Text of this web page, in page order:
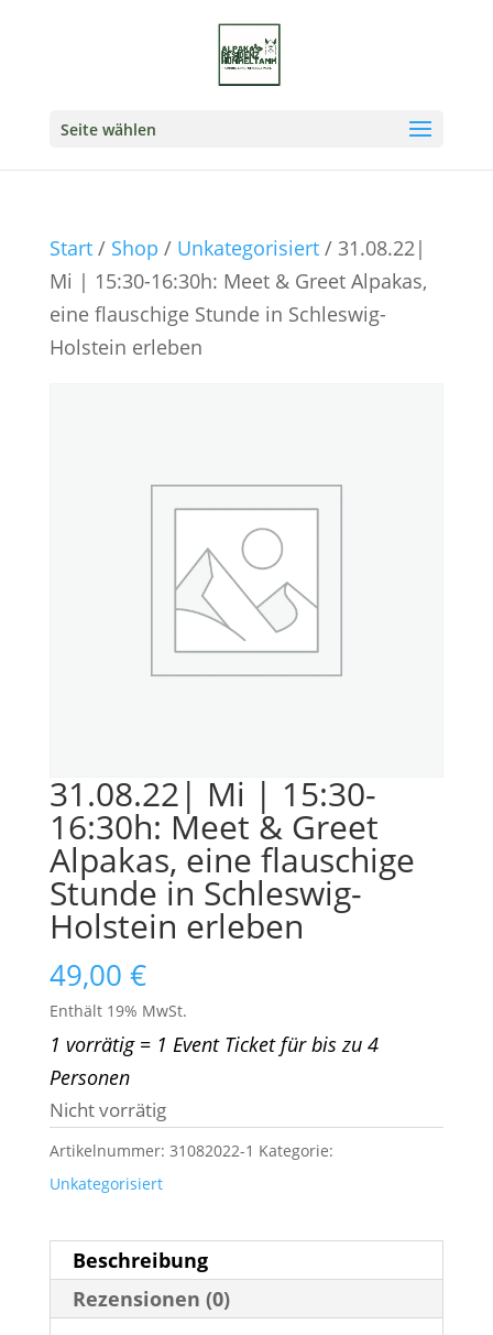
Seite wählen
Start/ Shop / Unkategorisiert/ 31.08.22|
Mi | 15:30-16:30h: Meet & Greet Alpakas,
eine flauschige Stunde in Schleswig-
Holstein erleben
31.08.22| Mi | 15:30-
16:30h: Meet & Greet
Alpakas, eine flauschige
Stunde in Schleswig-
Holstein erleben
49,00 €
Enthält 19% MwSt.
1 vorrätig = 1 Event Ticket für bis zu 4
Personen
Nicht vorrätig
Artikelnummer: 31082022-1 Kategorie:
Unkategorisiert
Beschreibung
Rezensionen (0)